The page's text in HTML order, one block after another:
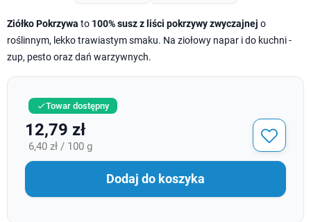
Ziółko Pokrzywa to 100% susz z liści pokrzywy zwyczajnej o
roślinnym, lekko trawiastym smaku. Na ziołowy napar i do kuchni -
zup, pesto oraz dań warzywnych.
Towar dostępny
12,79 zł
6,40 zł / 100 g
Dodaj do koszyka